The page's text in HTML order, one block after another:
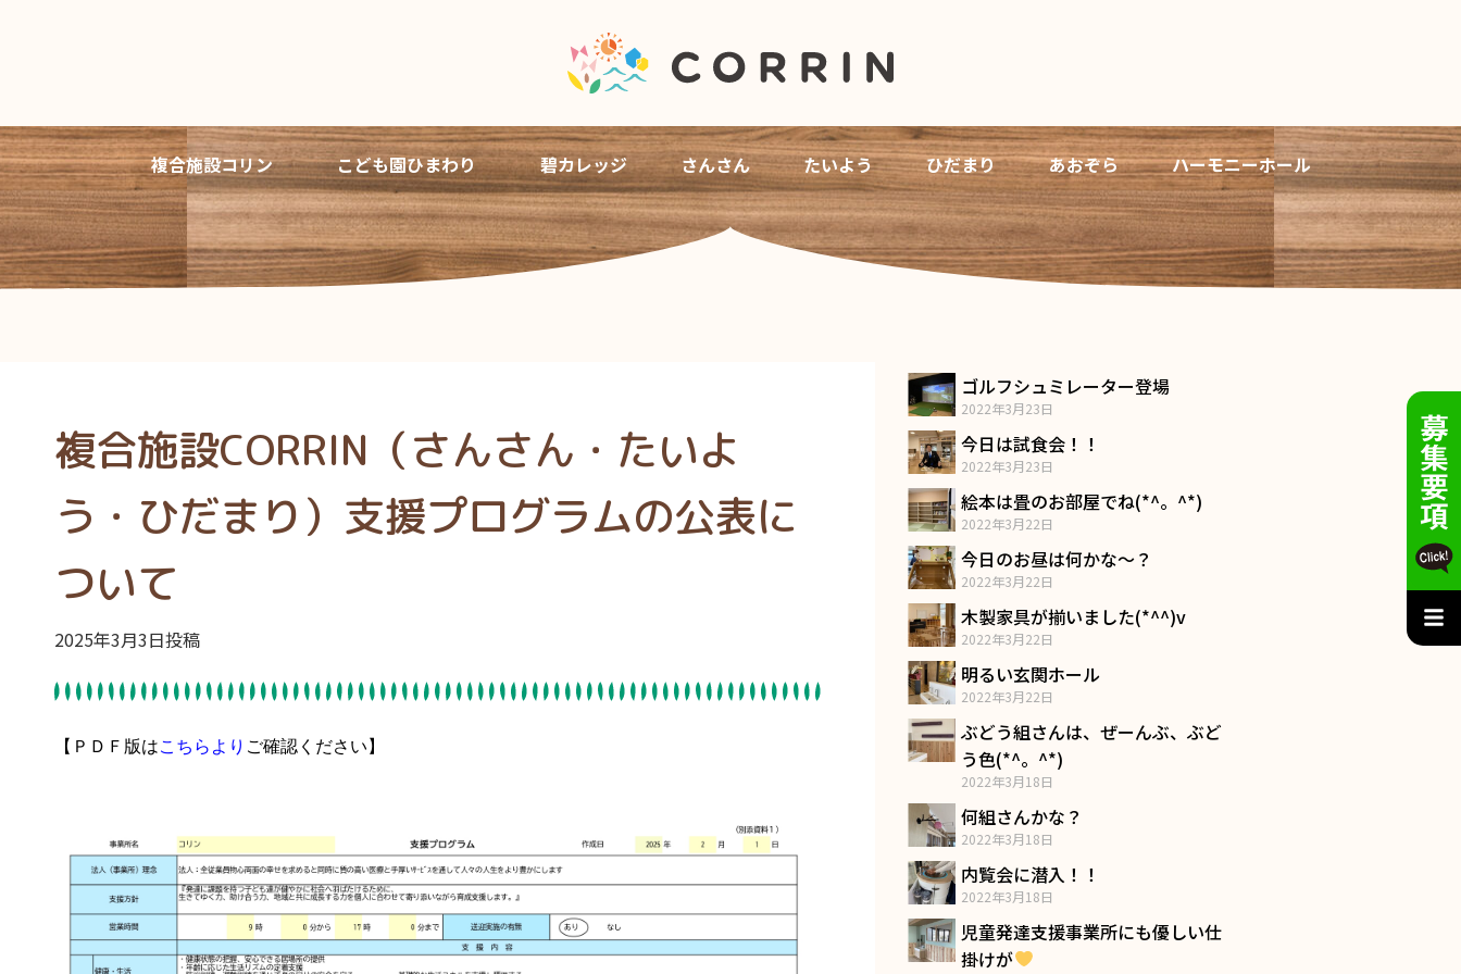
複合施設コリン こども園ひまわり 碧カレッジ さんさん たいよう ひだまり あおぞら ハーモニーホール
複合施設CORRIN（さんさん・たいよ
う・ひだまり）支援プログラムの公表に
ついて
2025年3月3日投稿
【ＰＤＦ版はこちらより ご確認ください】
ゴルフシュミレーター登場
2022年3月23日
今日は試食会！！
2022年3月23日
絵本は畳のお部屋でね(*^。^*)
2022年3月22日
今日のお昼は何かな～？
2022年3月22日
木製家具が揃いました(*^^)v
2022年3月22日
明るい玄関ホール
2022年3月22日
ぶどう組さんは、ぜーんぶ、ぶど
う色(*^。^*)
2022年3月18日
何組さんかな？
2022年3月18日
内覧会に潜入！！
2022年3月18日
児童発達支援事業所にも優しい仕
掛けが